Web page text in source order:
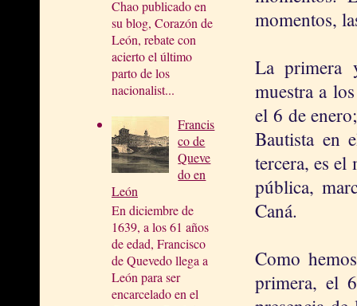
Chao publicado en
su blog, Corazón de
León, rebate con
acierto el último
parto de los
nacionalist...
Francis
co de
Queve
do en
León
En diciembre de
1639, a los 61 años
de edad, Francisco
de Quevedo llega a
León para ser
encarcelado en el
momentos,
La primera
muestra a
el 6 de
Bautista en
tercera, es el
pública,
Caná.
Como
primera, el